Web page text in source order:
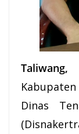
Dinas